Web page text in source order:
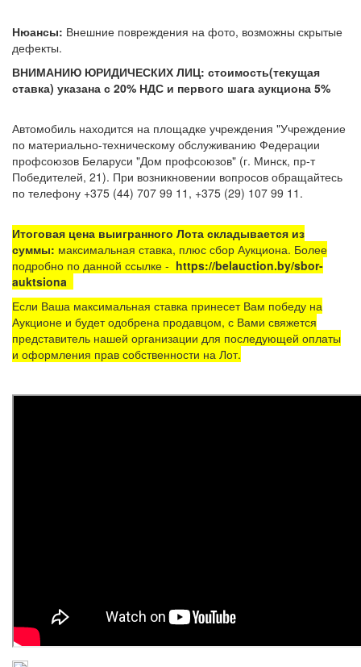
Нюансы: Внешние повреждения на фото, возможны скрытые
дефекты.
ВНИМАНИЮ ЮРИДИЧЕСКИХ ЛИЦ: стоимость(текущая
ставка) указана с 20% НДС и первого шага аукциона 5%
Автомобиль находится на площадке учреждения "Учреждение
по материально-техническому обслуживанию Федерации
профсоюзов Беларуси "Дом профсоюзов" (г. Минск, пр-т
Победителей, 21). При возникновении вопросов обращайтесь
по телефону +375 (44) 707 99 11, +375 (29) 107 99 11.
Итоговая цена выигранного Лота складывается из
суммы: максимальная ставка, плюс сбор Аукциона. Более
подробно по данной ссылке - https://belauction.by/sbor-
auktsiona
Если Ваша максимальная ставка принесет Вам победу на
Аукционе и будет одобрена продавцом, с Вами свяжется
представитель нашей организации для последующей оплаты
и оформления прав собственности на Лот.